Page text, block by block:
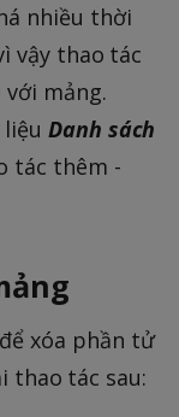
nhiều thời
vậy thao tác
mảng.
Danh sách
tác thêm -
xóa phần tử
thao tác sau: